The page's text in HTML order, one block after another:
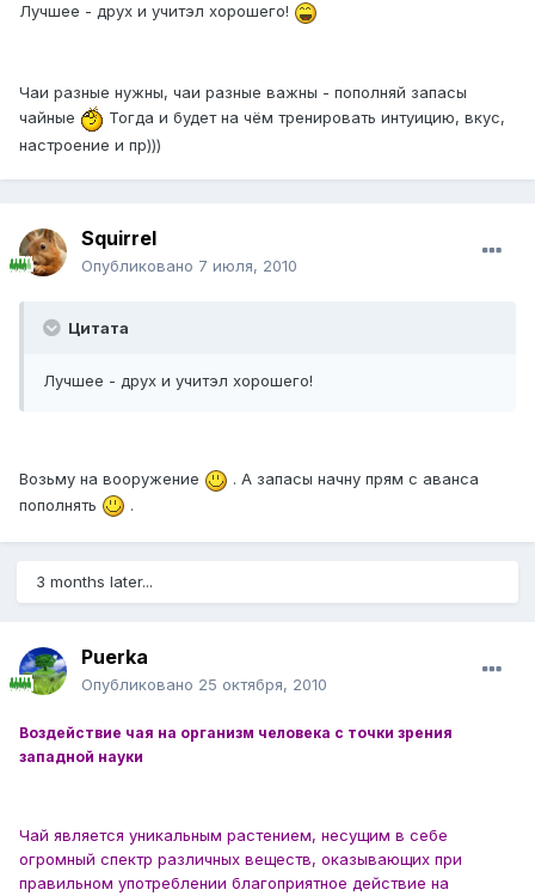
Лучшее - друх и учитэл хорошего!
Чаи разные нужны, чаи разные важны - пополняй запасы
чайные
Тогда и будет на чём тренировать интуицию, вкус,
настроение и пр)))
Squirrel
Опубликовано 7 июля, 2010
Цитата
Лучшее - друх и учитэл хорошего!
Возьму на вооружение
. А запасы начну прям с аванса
пополнять
.
3 months later...
Puerka
Опубликовано 25 октября, 2010
Воздействие чая на организм человека с точки зрения
западной науки
Чай является уникальным растением, несущим в себе
огромный спектр различных веществ, оказывающих при
правильном употреблении благоприятное действие на